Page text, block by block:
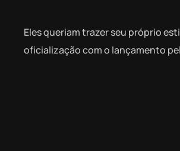
Eles queriam trazer seu próprio
oficialização com o lançamento